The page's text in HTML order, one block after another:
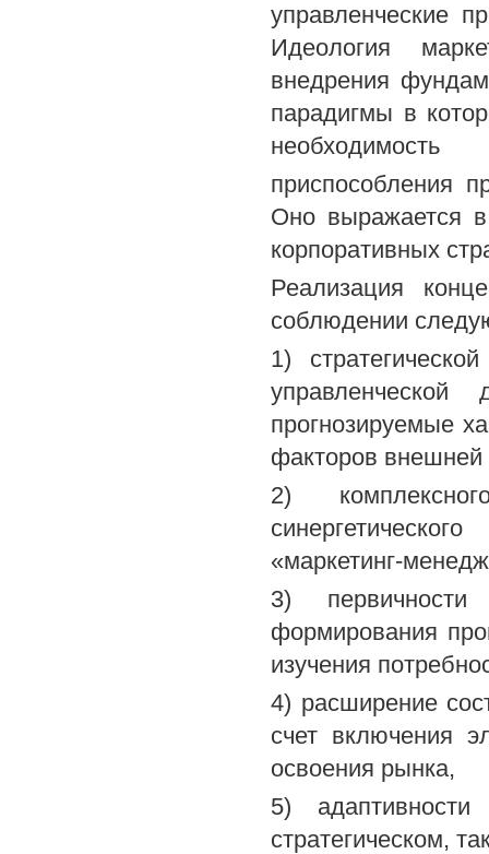
управленческие
Идеология
внедрения
парадигмы в
необходимость
приспособления
Оно выражается в
корпоративных
Реализация
соблюдении
1)
прогнозируемые
факторов
2)
«маркетинг-
3) первичности
формирования
изучения
4) расширение
счет включения
освоения рынка,
5)
стратегическом,